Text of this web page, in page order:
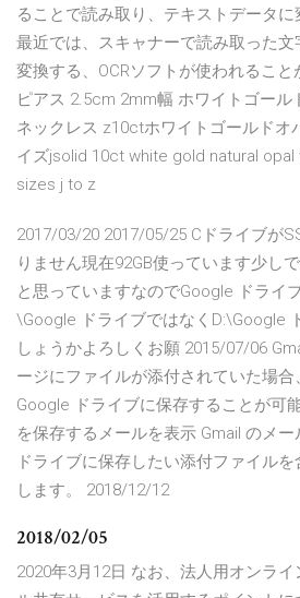
ることで読み取り、テキストデータに
最近では、スキャナーで読み取った
変換する、OCRソフトが使われること
ピアス 2.5cm 2mm幅 ホワイトゴール
ネックレス z10ctホワイトゴールドオ
イズjsolid 10ct white gold natural
sizes j to z
2017/03/20 2017/05/25 Cドライブが
りません現在92GB使っています少し
と思っていますなのでGoogle ドライ
\Google ドライブではなくD:\Google
しょうかよろしくお願 2015/07/06
ージにファイルが添付されていた場
Google ドライブに保存することが可
を保存するメールを表示 Gmail のメ
ドライブに保存したい添付ファイル
します。 2018/12/12
2018/02/05
2020年3月12日 なお、法人用オンラ